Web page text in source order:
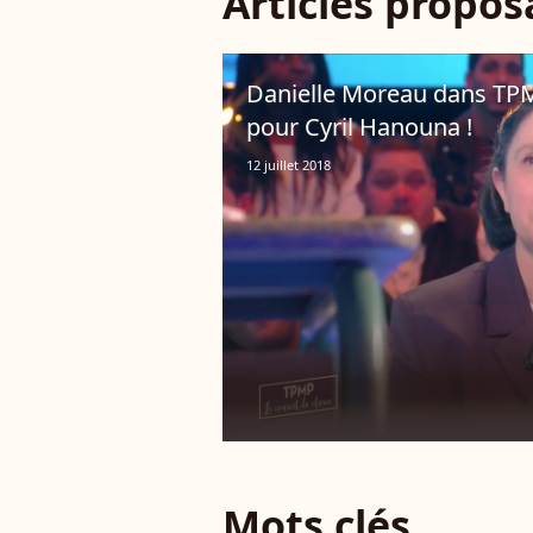
Danielle Moreau dans
pour Cyril Hanouna !
12 juillet 2018